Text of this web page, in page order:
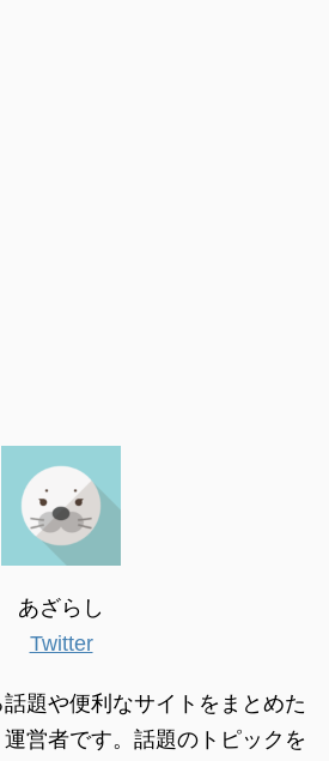
あざらし
Twitter
題や便利なサイトをまとめた
運営者です。話題のトピックを